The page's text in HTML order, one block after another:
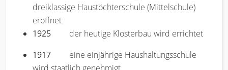
dreiklassige Haustöchterschule (Mittelschule)
eröffnet
1925 der heutige Klosterbau wird errichtet
1917 eine einjährige Haushaltungsschule